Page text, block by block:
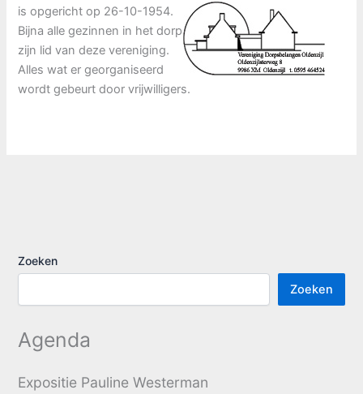
is opgericht op 26-10-1954.
Bijna alle gezinnen in het dorp
zijn lid van deze vereniging.
Alles wat er georganiseerd
wordt gebeurt door vrijwilligers.
Zoeken
Zoeken
Agenda
Expositie Pauline Westerman